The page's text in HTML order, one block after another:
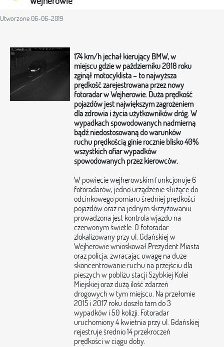
Utworzone 06-06-2019
174 km/h jechał kierujący BMW, w
miejscu gdzie w październiku 2018 roku
zginął motocyklista – to najwyższa
prędkość zarejestrowana przez nowy
fotoradar w Wejherowie. Duża prędkość
pojazdów jest największym zagrożeniem
dla zdrowia i życia użytkowników dróg. W
wypadkach spowodowanych nadmierną
bądź niedostosowaną do warunków
ruchu prędkością ginie rocznie blisko 40%
wszystkich ofiar wypadków
spowodowanych przez kierowców.
W powiecie wejherowskim funkcjonuje 6
fotoradarów, jedno urządzenie służące do
odcinkowego pomiaru średniej prędkości
pojazdów oraz na jednym skrzyżowaniu
prowadzona jest kontrola wjazdu na
czerwonym świetle. O fotoradar
zlokalizowany przy ul. Gdańskiej w
Wejherowie wnioskował Prezydent Miasta
oraz policja, zwracając uwagę na duże
skoncentrowanie ruchu na przejściu dla
pieszych w pobliżu stacji Szybkiej Kolei
Miejskiej oraz dużą ilość zdarzeń
drogowych w tym miejscu. Na przełomie
2015 i 2017 roku doszło tam do 3
wypadków i 50 kolizji. Fotoradar
uruchomiony 4 kwietnia przy ul. Gdańskiej
rejestruje średnio 14 przekroczeń
prędkości w ciągu doby.